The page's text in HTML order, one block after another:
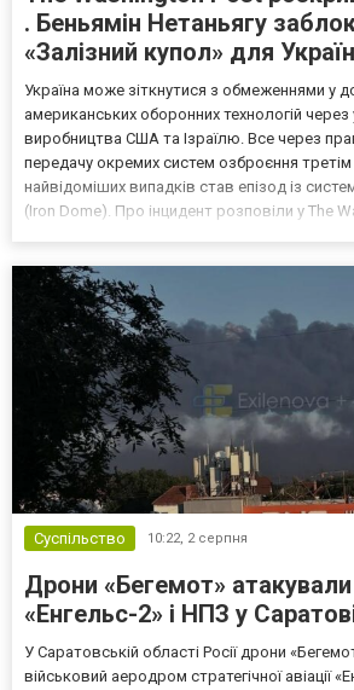
. Беньямін Нетаньягу
«Залізний купол» для
Україна може зіткнутися з обмеженнями у
американських оборонних технологій через
виробництва США та Ізраїлю. Все через
передачу окремих систем озброєння третім
найвідоміших випадків став епізод із
(Iron Dome). Про інцидент розповіли у The
Суспільство 10:22, 2 серпня
Дрони «Бегемот» атакували
«Енгельс-2» і НПЗ у
У Саратовській області Росії дрони
військовий аеродром стратегічної авіації